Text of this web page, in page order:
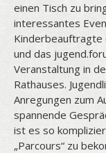
einen Tisch zu
interessantes
Kinderbeauftragte
und das
Veranstaltung in
Rathauses.
Anregungen zum
spannende
ist es so
„Parcours“ zu